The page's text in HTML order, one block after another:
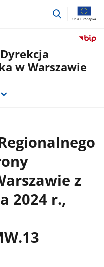
przejdź
w Warszawie
z
2024 r.,